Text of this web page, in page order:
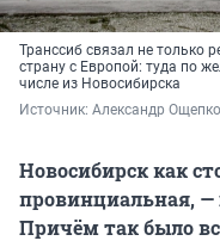
Транссиб связал не только
страну с Европой: туда по
числе из Новосибирска
Источник: Александр
Новосибирск как
провинциальная,
Причём так было